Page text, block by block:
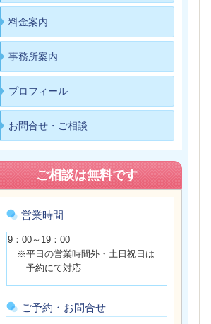
料金案内
事務所案内
プロフィール
お問合せ・ご相談
ご相談は無料です
営業時間
9：00～19：00
※平日の営業時間外・土日祝日は
予約にて対応
ご予約・お問合せ